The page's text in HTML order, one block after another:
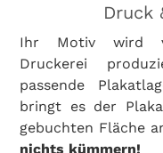
Druck
Ihr Motiv wird
Druckerei
passende
bringt es der
gebuchten Fläche
nichts kümmern!